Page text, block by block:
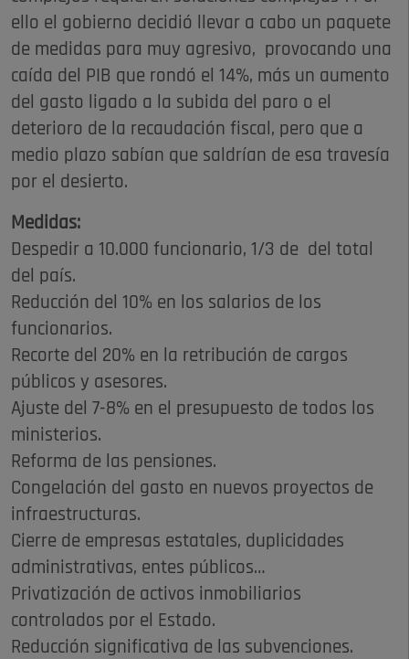
ello el gobierno decidió llevar a cabo un paquete
de medidas para muy agresivo, provocando una
caída del PIB que rondó el 14%, más un aumento
del gasto ligado a la subida del paro o el
deterioro de la recaudación fiscal, pero que a
medio plazo sabían que saldrían de esa travesía
por el desierto.
Medidas:
Despedir a 10.000 funcionario, 1/3 de del total
del país.
Reducción del 10% en los salarios de los
funcionarios.
Recorte del 20% en la retribución de cargos
públicos y asesores.
Ajuste del 7-8% en el presupuesto de todos los
ministerios.
Reforma de las pensiones.
Congelación del gasto en nuevos proyectos de
infraestructuras.
Cierre de empresas estatales, duplicidades
administrativas, entes públicos…
Privatización de activos inmobiliarios
controlados por el Estado.
Reducción significativa de las subvenciones.